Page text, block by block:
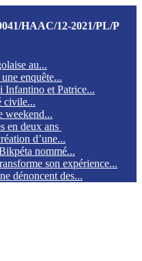
HAAC/12-2021/PL/P
au...
enquête...
Infantino et Patrice...
civile...
weekend...
en deux ans
d’une...
nommé...
son expérience...
dénoncent des...